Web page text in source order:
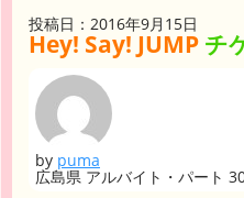
投稿日：2016年9月15日
Hey! Say! JUMP チ
by puma
広島県 アルバイト・パート